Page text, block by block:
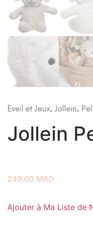
Éveil et Jeux, Jollein,
Jollein
249,00 MAD
Ajouter à Ma Liste de